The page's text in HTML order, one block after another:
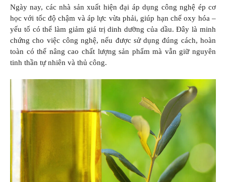
Ngày nay, các nhà sản xuất hiện đại áp dụng công nghệ ép cơ
học với tốc độ chậm và áp lực vừa phải, giúp hạn chế oxy hóa –
yếu tố có thể làm giảm giá trị dinh dưỡng của dầu. Đây là minh
chứng cho việc công nghệ, nếu được sử dụng đúng cách, hoàn
toàn có thể nâng cao chất lượng sản phẩm mà vẫn giữ nguyên
tinh thần tự nhiên và thủ công.